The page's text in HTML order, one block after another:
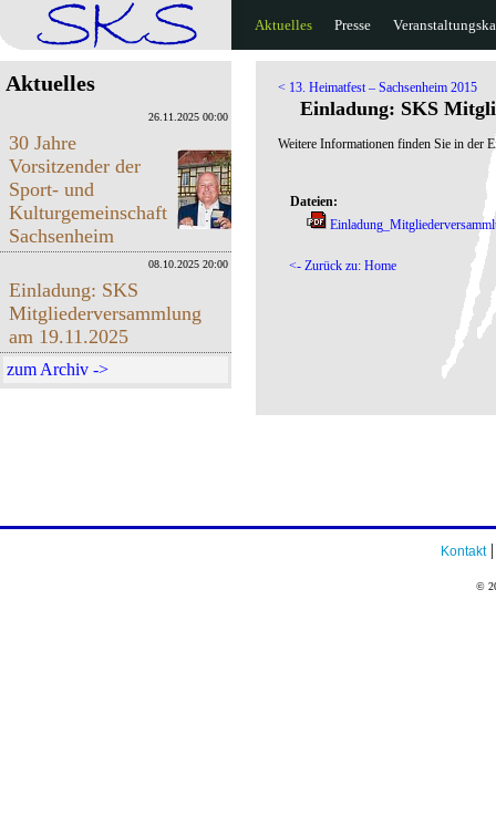
Aktuelles Presse
Aktuelles
26.11.2025 00:00
30 Jahre
Vorsitzender der
Sport- und
Kulturgemeinschaft
Sachsenheim
08.10.2025 20:00
Einladung: SKS
Mitgliederversammlung
am 19.11.2025
zum Archiv ->
< 13. Heimatfest – Sachsenheim 2015
Einladung: SKS
Weitere Informationen finden Sie in der
Dateien:
<- Zurück zu: Home
Kontakt
©